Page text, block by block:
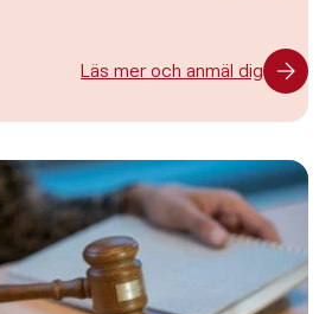
Läs mer och anmäl dig